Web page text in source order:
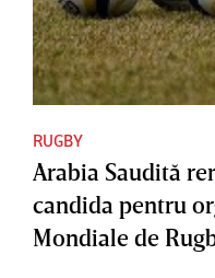
RUGBY
Arabia Saudită
candida pentru
Mondiale de